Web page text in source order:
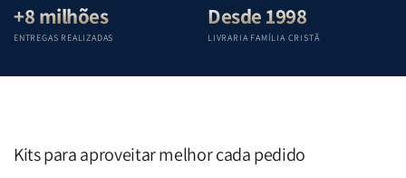
+8 milhões
ENTREGAS REALIZADAS
Desde 1998
LIVRARIA FAMÍLIA CRISTÃ
Kits para aproveitar melhor cada pedido